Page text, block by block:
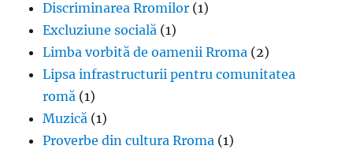
Discriminarea Rromilor (1)
Excluziune socială (1)
Limba vorbită de oamenii Rroma (2)
Lipsa infrastructurii pentru comunitatea
romă (1)
Muzică (1)
Proverbe din cultura Rroma (1)